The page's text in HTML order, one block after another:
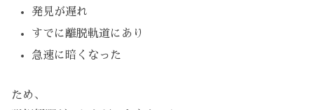
発見が遅れ
すでに離脱軌道にあり
急速に暗くなった
ため、